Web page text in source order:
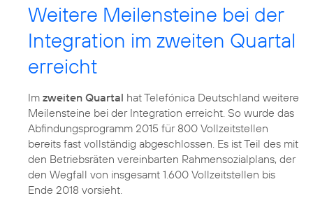
Weitere Meilensteine bei der
Integration im zweiten Quartal
erreicht
Im zweiten Quartal hat Telefónica Deutschland weitere
Meilensteine bei der Integration erreicht. So wurde das
Abfindungsprogramm 2015 für 800 Vollzeitstellen
bereits fast vollständig abgeschlossen. Es ist Teil des mit
den Betriebsräten vereinbarten Rahmensozialplans, der
den Wegfall von insgesamt 1.600 Vollzeitstellen bis
Ende 2018 vorsieht.